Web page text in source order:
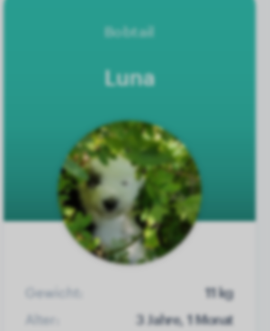
Bobtail
Luna
Gewicht:
11 kg
Alter:
3 Jahre, 1 Monat